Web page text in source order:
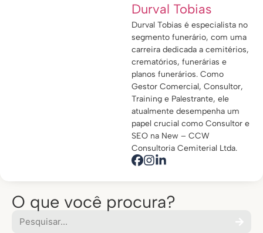
Durval Tobias
Durval Tobias é especialista no
segmento funerário, com uma
carreira dedicada a cemitérios,
crematórios, funerárias e
planos funerários. Como
Gestor Comercial, Consultor,
Training e Palestrante, ele
atualmente desempenha um
papel crucial como Consultor e
SEO na New – CCW
Consultoria Cemiterial Ltda.
O que você procura?